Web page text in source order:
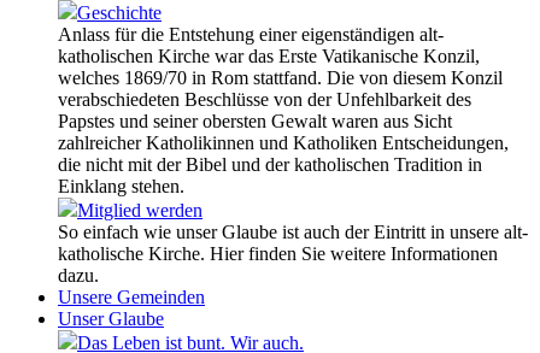
Geschichte
Anlass für die Entstehung einer eigenständigen alt-
katholischen Kirche war das Erste Vatikanische Konzil,
welches 1869/70 in Rom stattfand. Die von diesem Konzil
verabschiedeten Beschlüsse von der Unfehlbarkeit des
Papstes und seiner obersten Gewalt waren aus Sicht
zahlreicher Katholikinnen und Katholiken Entscheidungen,
die nicht mit der Bibel und der katholischen Tradition in
Einklang stehen.
Mitglied werden
So einfach wie unser Glaube ist auch der Eintritt in unsere alt-
katholische Kirche. Hier finden Sie weitere Informationen
dazu.
Unsere Gemeinden
Unser Glaube
Das Leben ist bunt. Wir auch.